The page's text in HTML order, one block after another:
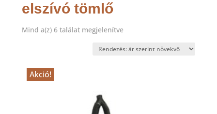
elszívó tömlő
Mind a(z) 6 találat megjelenítveSorted
price:
Akció!